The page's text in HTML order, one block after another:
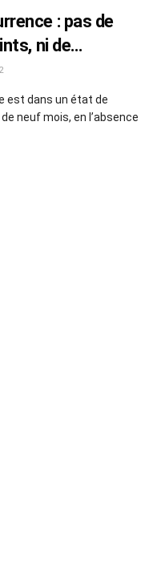
: pas de
ni de
est dans un état de
neuf mois, en l’absence